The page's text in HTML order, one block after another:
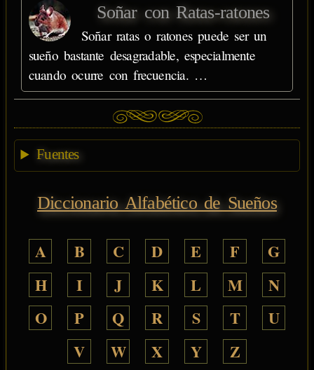
Soñar con Ratas-ratones
Soñar ratas o ratones puede ser un
sueño bastante desagradable, especialmente
cuando ocurre con frecuencia. …
Fuentes
Diccionario Alfabético de Sueños
A B C D E F
G
H
I J K L M
N
O
P Q R S T
U
V
W X Y Z